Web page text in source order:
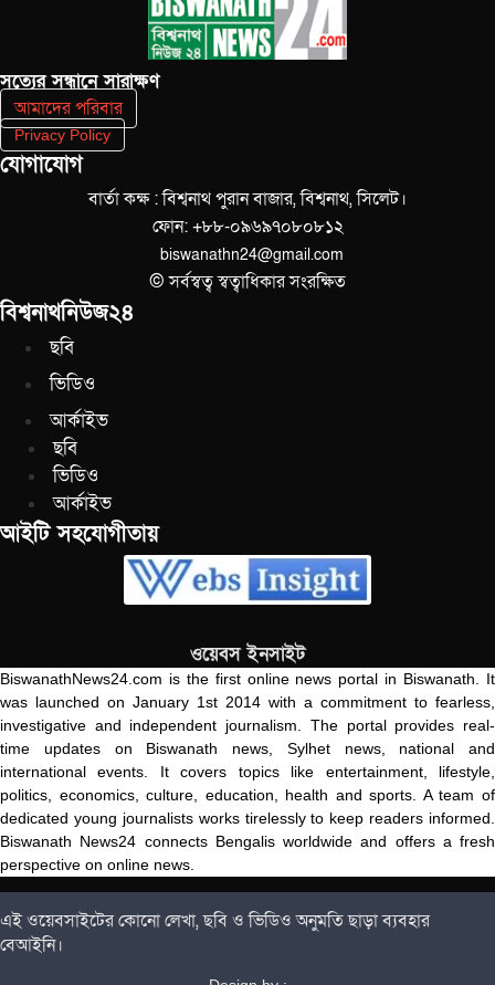
সত‌্যের সন্ধানে সারাক্ষণ
আমাদের পরিবার
Privacy Policy
যোগাযোগ
বার্তা কক্ষ : বিশ্বনাথ পুরান বাজার, বিশ্বনাথ, সিলেট।
ফোন: +৮৮-০৯৬৯৭০৮০৮১২
biswanathn24@gmail.com
© সর্বস্বত্ব স্বত্বাধিকার সংরক্ষিত
বিশ্বনাথনিউজ২৪
ছবি
ভিডিও
আর্কাইভ
ছবি
ভিডিও
আর্কাইভ
আইটি সহযোগীতায়
ওয়েবস ইনসাইট
BiswanathNews24.com is the first online news portal in Biswanath. It
was launched on January 1st 2014 with a commitment to fearless,
investigative and independent journalism. The portal provides real-
time updates on Biswanath news, Sylhet news, national and
international events. It covers topics like entertainment, lifestyle,
politics, economics, culture, education, health and sports. A team of
dedicated young journalists works tirelessly to keep readers informed.
Biswanath News24 connects Bengalis worldwide and offers a fresh
perspective on online news.
এই ওয়েবসাইটের কোনো লেখা, ছবি ও ভিডিও অনুমতি ছাড়া ব্যবহার
বেআইনি।